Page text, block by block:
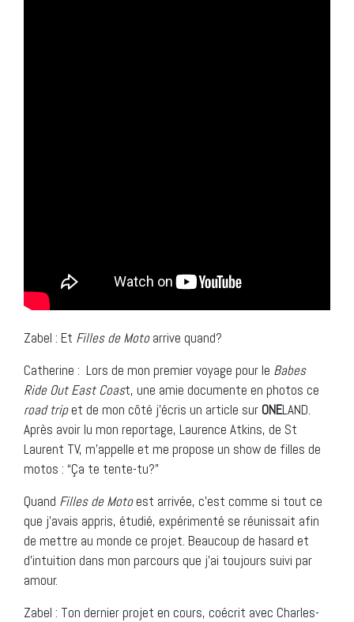
Zabel : Et Filles de Motoarrive quand?
Catherine : Lors de mon premier voyage pour le Babes
Ride Out East Coast, une amie documente en photos ce
road tripet de mon côté j’écris un article sur ONELAND.
Après avoir lu mon reportage, Laurence Atkins, de St
Laurent TV, m’appelle et me propose un show de filles de
motos : “Ça te tente-tu?”
Quand Filles de Motoest arrivée, c’est comme si tout ce
que j’avais appris, étudié, expérimenté se réunissait afin
de mettre au monde ce projet. Beaucoup de hasard et
d’intuition dans mon parcours que j’ai toujours suivi par
amour.
Zabel : Ton dernier projet en cours, coécrit avec Charles-